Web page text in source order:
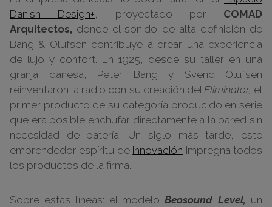
Danish Design+, proyectado por COMAD
Arquitectos, donde el sonido de alta definición de
Bang & Olufsen contribuye a crear una experiencia
de lujo y confort. En 1925, desde su taller en una
granja danesa, Peter Bang y Svend Olufsen
reinventaron la radio con su creación delEliminator, el
primer producto de su categoría producido en serie
que era posible enchufar directamente a la pared sin
necesidad de batería. Un siglo más tarde, este
emprendedor espíritu de innovación impregna todos
los productos de la firma.
Sobre estas líneas: el modeloBeosound Level, un